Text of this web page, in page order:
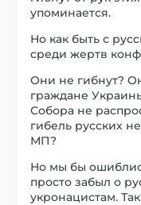
упоминается.
Но как быть с
среди жертв
Они не гибнут?
граждане
Собора не
гибель русских
МП?
Но мы бы
просто забыл о
укронацистам.